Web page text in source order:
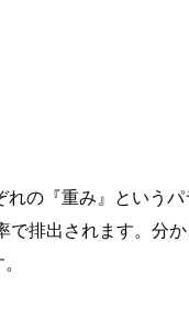
の『重み』という
排出されます。分